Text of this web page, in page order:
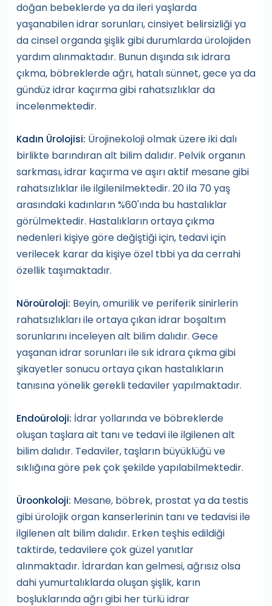
doğan bebeklerde ya da ileri yaşlarda
yaşanabilen idrar sorunları, cinsiyet belirsizliği ya
da cinsel organda şişlik gibi durumlarda ürolojiden
yardım alınmaktadır. Bunun dışında sık idrara
çıkma, böbreklerde ağrı, hatalı sünnet, gece ya da
gündüz idrar kaçırma gibi rahatsızlıklar da
incelenmektedir.
Kadın Ürolojisi: Ürojinekoloji olmak üzere iki dalı
birlikte barındıran alt bilim dalıdır. Pelvik organın
sarkması, idrar kaçırma ve aşırı aktif mesane gibi
rahatsızlıklar ile ilgilenilmektedir. 20 ila 70 yaş
arasındaki kadınların %60'ında bu hastalıklar
görülmektedir. Hastalıkların ortaya çıkma
nedenleri kişiye göre değiştiği için, tedavi için
verilecek karar da kişiye özel tbbi ya da cerrahi
özellik taşımaktadır.
Nöroüroloji: Beyin, omurilik ve periferik sinirlerin
rahatsızlıkları ile ortaya çıkan idrar boşaltım
sorunlarını inceleyen alt bilim dalıdır. Gece
yaşanan idrar sorunları ile sık idrara çıkma gibi
şikayetler sonucu ortaya çıkan hastalıkların
tanısına yönelik gerekli tedaviler yapılmaktadır.
Endoüroloji: İdrar yollarında ve böbreklerde
oluşan taşlara ait tanı ve tedavi ile ilgilenen alt
bilim dalıdır. Tedaviler, taşların büyüklüğü ve
sıklığına göre pek çok şekilde yapılabilmektedir.
Üroonkoloji: Mesane, böbrek, prostat ya da testis
gibi ürolojik organ kanserlerinin tanı ve tedavisi ile
ilgilenen alt bilim dalıdır. Erken teşhis edildiği
taktirde, tedavilere çok güzel yanıtlar
alınmaktadır. İdrardan kan gelmesi, ağrısız olsa
dahi yumurtalıklarda oluşan şişlik, karın
boşluklarında ağrı gibi her türlü idrar